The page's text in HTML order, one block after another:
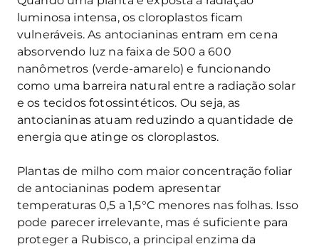
luminosa intensa, os cloroplastos ficam
vulneráveis. As antocianinas entram em cena
absorvendo luz na faixa de 500 a 600
nanômetros (verde-amarelo) e funcionando
como uma barreira natural entre a radiação solar
e os tecidos fotossintéticos. Ou seja, as
antocianinas atuam reduzindo a quantidade de
energia que atinge os cloroplastos.
Plantas de milho com maior concentração foliar
de antocianinas podem apresentar
temperaturas 0,5 a 1,5°C menores nas folhas. Isso
pode parecer irrelevante, mas é suficiente para
proteger a Rubisco, a principal enzima da